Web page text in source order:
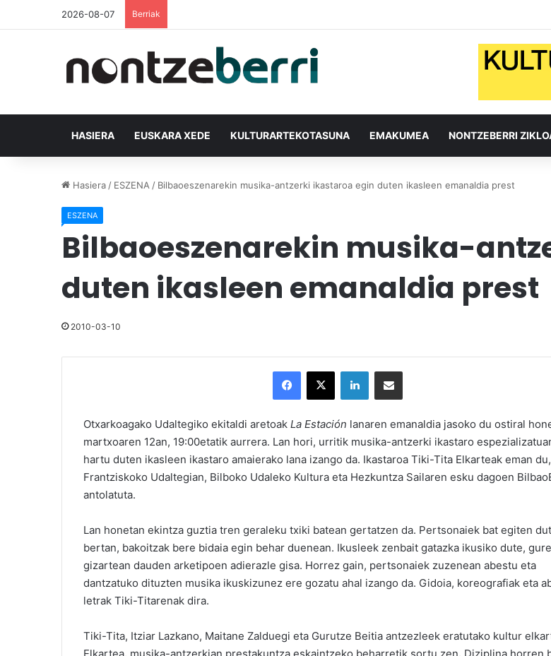
2026-08-07 Berriak
HASIERA EUSKARA XEDE KULTURARTEKOTASUNA EMAKUMEA NONTZEBERRI
Hasiera / ESZENA / Bilbaoeszenarekin musika-antzerki ikastaroa egin duten ikasleen emanaldia prest
ESZENA
Bilbaoeszenarekin musika-
duten ikasleen emanaldia prest
2010-03-10
Otxarkoagako Udaltegiko ekitaldi aretoak La Estación lanaren emanaldia jasoko du ostiral
martxoaren 12an, 19:00etatik aurrera. Lan hori, urritik musika-antzerki ikastaro
hartu duten ikasleen ikastaro amaierako lana izango da. Ikastaroa Tiki-Tita Elkarteak eman
Frantziskoko Udaltegian, Bilboko Udaleko Kultura eta Hezkuntza Sailaren esku dagoen
antolatuta.
Lan honetan ekintza guztia tren geraleku txiki batean gertatzen da. Pertsonaiek bat egiten
bertan, bakoitzak bere bidaia egin behar duenean. Ikusleek zenbait gatazka ikusiko dute, gure
gizartean dauden arketipoen adierazle gisa. Horrez gain, pertsonaiek zuzenean abestu eta
dantzatuko dituzten musika ikuskizunez ere gozatu ahal izango da. Gidoia, koreografiak eta
letrak Tiki-Titarenak dira.
Tiki-Tita, Itziar Lazkano, Maitane Zalduegi eta Gurutze Beitia antzezleek eratutako kultur